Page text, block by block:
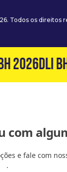
Todos os direitos
2026DLI
com
e fale com
.